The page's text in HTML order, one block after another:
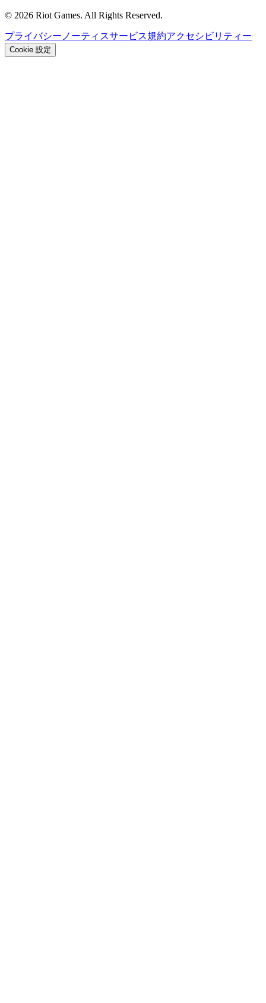
© 2026 Riot Games. All Rights Reserved.
プライバシーノーティスサービス規約アクセシビリティー
Cookie 設定